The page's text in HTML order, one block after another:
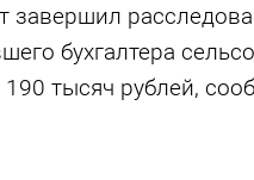
завершил
бухгалтера
тысяч рублей,